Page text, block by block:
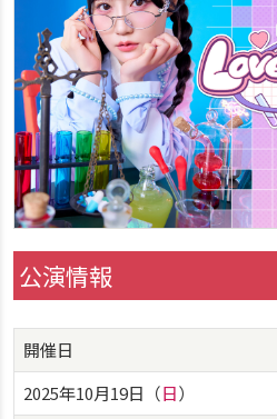
公演情報
開催日
2025年10月19日（日）